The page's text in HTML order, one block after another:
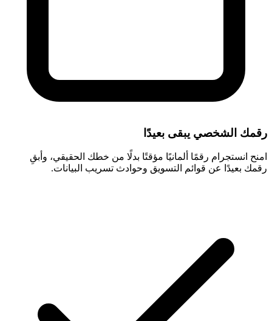
رقمك الشخصي يبقى بعيدًا
امنح انستجرام رقمًا ألمانيًا مؤقتًا بدلًا من خطك الحقيقي، وأبقِ
رقمك بعيدًا عن قوائم التسويق وحوادث تسريب البيانات.